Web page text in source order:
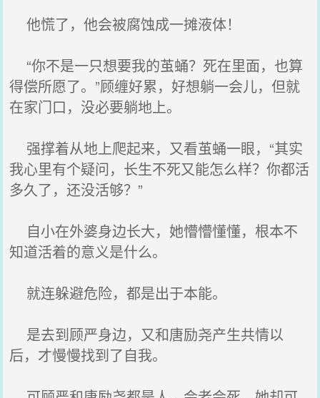
他慌了，他会被腐蚀成一摊液体！
“你不是一只想要我的茧蛹？死在里面，也算
得偿所愿了。”顾缠好累，好想躺一会儿，但就
在家门口，没必要躺地上。
强撑着从地上爬起来，又看茧蛹一眼，“其实
我心里有个疑问，长生不死又能怎么样？你都活
多久了，还没活够？”
自小在外婆身边长大，她懵懵懂懂，根本不
知道活着的意义是什么。
就连躲避危险，都是出于本能。
是去到顾严身边，又和唐励尧产生共情以
后，才慢慢找到了自我。